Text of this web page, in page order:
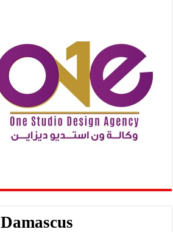
Damascus